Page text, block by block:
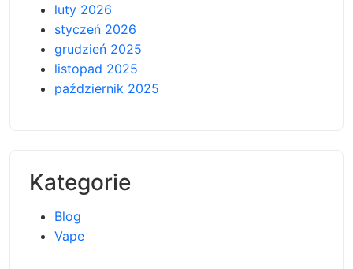
luty 2026
styczeń 2026
grudzień 2025
listopad 2025
październik 2025
Kategorie
Blog
Vape